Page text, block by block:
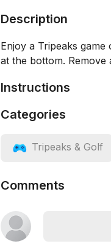
Description
Enjoy a Tripeaks
at the bottom. Remove
Instructions
Categories
Tripeaks & Golf
Comments